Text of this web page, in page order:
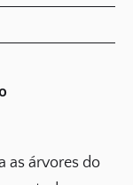
as árvores do